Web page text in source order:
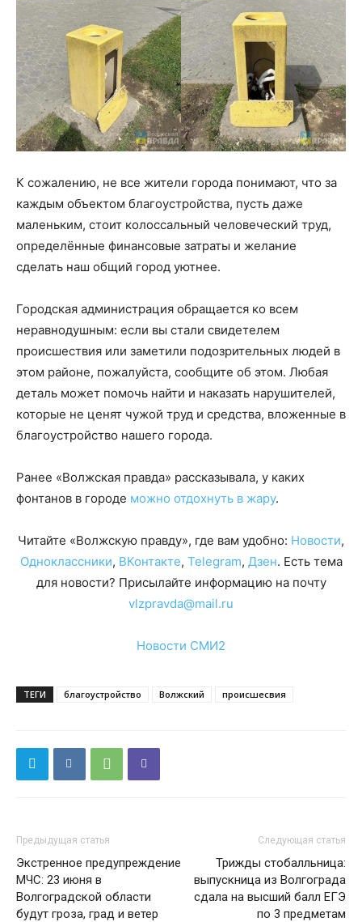
К сожалению, не все жители города понимают, что за
каждым объектом благоустройства, пусть даже
маленьким, стоит колоссальный человеческий труд,
определённые финансовые затраты и желание
сделать наш общий город уютнее.
Городская администрация обращается ко всем
неравнодушным: если вы стали свидетелем
происшествия или заметили подозрительных людей в
этом районе, пожалуйста, сообщите об этом. Любая
деталь может помочь найти и наказать нарушителей,
которые не ценят чужой труд и средства, вложенные в
благоустройство нашего города.
Ранее «Волжская правда» рассказывала, у каких
фонтанов в городе можно отдохнуть в жару.
Читайте «Волжскую правду», где вам удобно: Новости,
Одноклассники, ВКонтакте, Telegram, Дзен. Есть тема
для новости? Присылайте информацию на почту
vlzpravda@mail.ru
Новости СМИ2
ТЕГИ благоустройство Волжский происшесвия
Предыдущая статья
Экстренное предупреждение
МЧС: 23 июня в
Волгоградской области
будут гроза, град и ветер
Следующая статья
Трижды стобалльница:
выпускница из Волгограда
сдала на высший балл ЕГЭ
по 3 предметам